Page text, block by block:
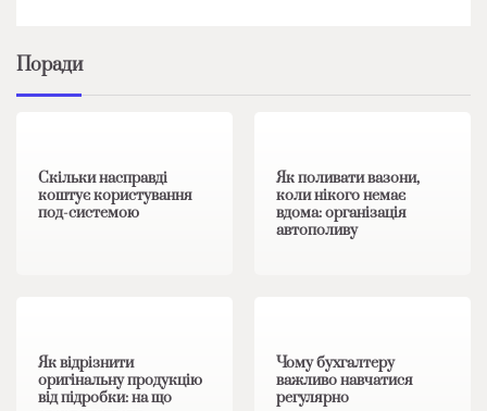
Поради
Скільки насправді
коштує користування
под-системою
Як поливати вазони,
коли нікого немає
вдома: організація
автополиву
Як відрізнити
оригінальну продукцію
від підробки: на що
Чому бухгалтеру
важливо навчатися
регулярно